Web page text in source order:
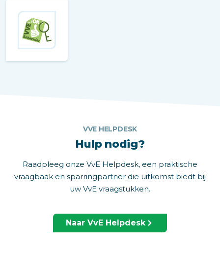
VVE HELPDESK
Hulp nodig?
Raadpleeg onze VvE Helpdesk, een praktische
vraagbaak en sparringpartner die uitkomst biedt bij
uw VvE vraagstukken.
Naar VvE Helpdesk